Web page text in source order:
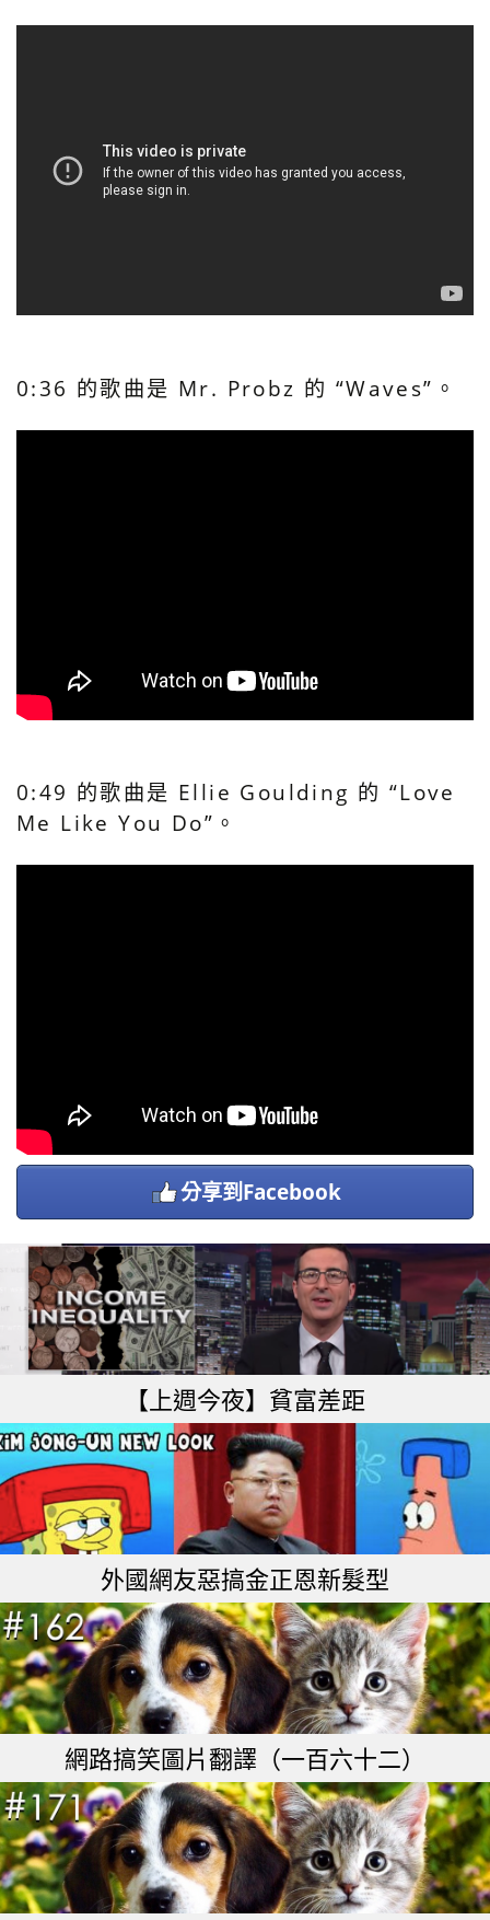
0:36 的歌曲是 Mr. Probz 的 “Waves”。
0:49 的歌曲是 Ellie Goulding 的 “Love
Me Like You Do”。
分享到Facebook
【上週今夜】貧富差距
外國網友惡搞金正恩新髮型
網路搞笑圖片翻譯（一百六十二）